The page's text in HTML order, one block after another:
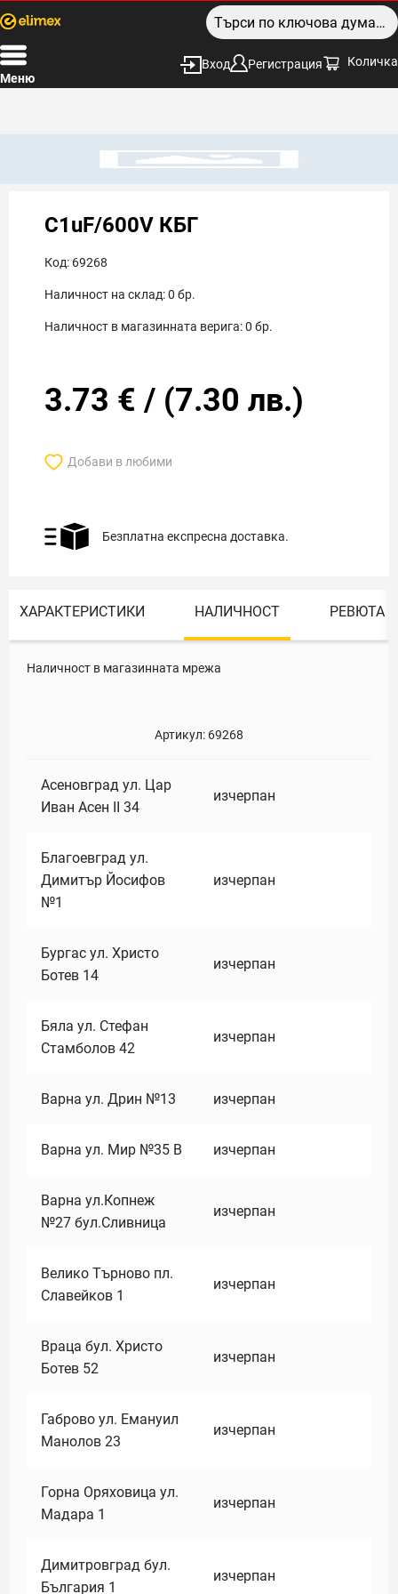
Меню
Вход Регистрация Количка
C1uF/600V КБГ
Код: 69268
Наличност на склад:0 бр.
Наличност в магазинната верига:0 бр.
3.73 € / (7.30 лв.)
Добави в любими
Безплатна експресна доставка.
ХАРАКТЕРИСТИКИ НАЛИЧНОСТ РЕВЮТА
Наличност в магазинната мрежа
Артикул: 69268
Асеновград ул. Цар
Иван Асен II 34
изчерпан
Благоевград ул.
Димитър Йосифов
№1
изчерпан
Бургас ул. Христо
Ботев 14
изчерпан
Бяла ул. Стефан
Стамболов 42
изчерпан
Варна ул. Дрин №13 изчерпан
Варна ул. Мир №35 В изчерпан
Варна ул.Копнеж
№27 бул.Сливница
изчерпан
Велико Търново пл.
Славейков 1
изчерпан
Враца бул. Христо
Ботев 52
изчерпан
Габрово ул. Емануил
Манолов 23
изчерпан
Горна Оряховица ул.
Мадара 1
изчерпан
Димитровград бул.
България 1
изчерпан